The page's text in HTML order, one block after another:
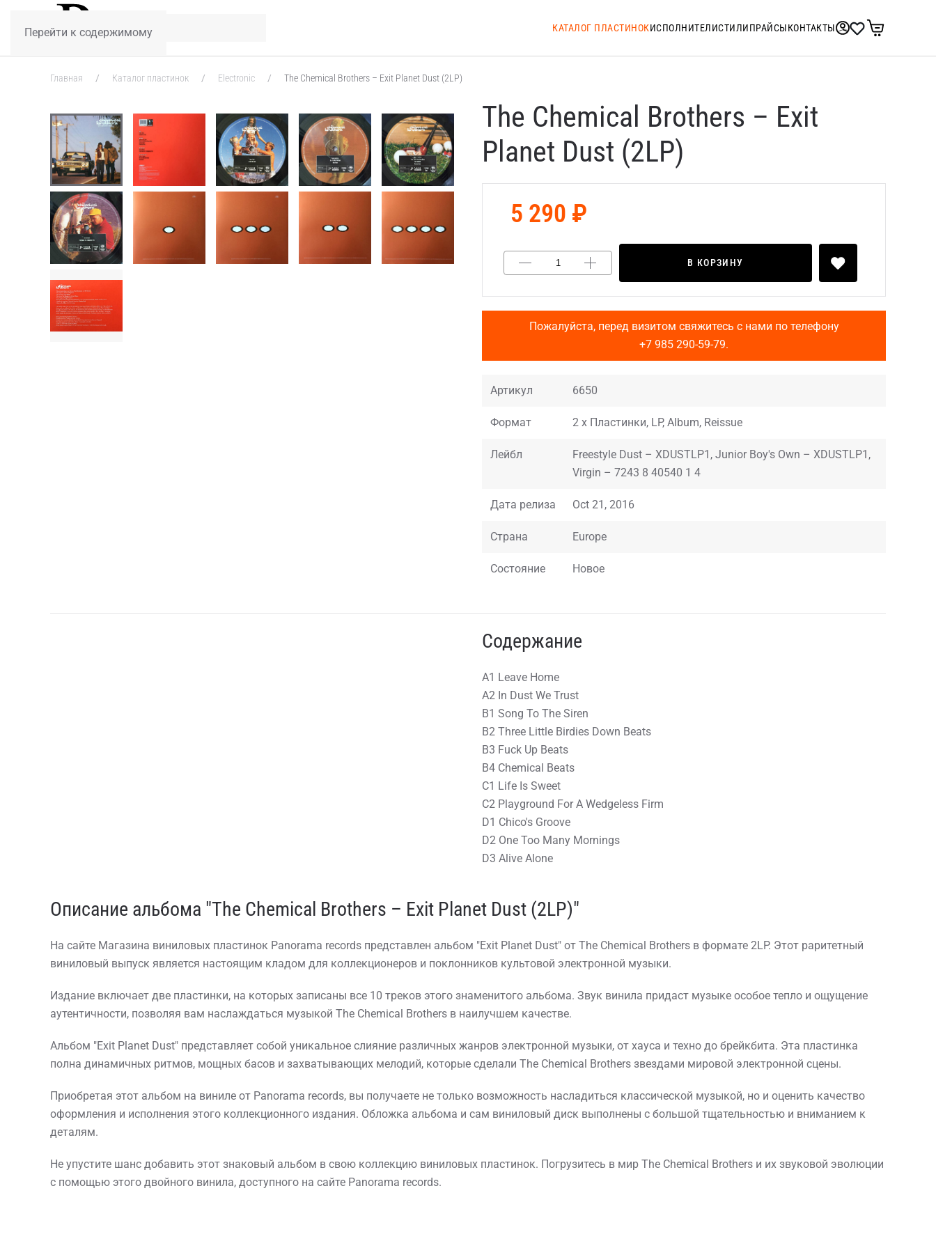
Перейти к содержимому КАТАЛОГ ПЛАСТИНОКИСПОЛНИТЕЛИСТИЛИПРАЙСЫКОНТАКТЫ
Главная Каталог пластинок Electronic The Chemical Brothers – Exit Planet Dust (2LP)
The Chemical Brothers – Exit
Planet Dust (2LP)
5 290 ₽
В КОРЗИНУ
Пожалуйста, перед визитом свяжитесь с нами по телефону
+7 985 290-59-79.
Артикул 6650
Формат 2 x Пластинки, LP, Album, Reissue
Лейбл
Freestyle Dust – XDUSTLP1, Junior Boy's Own – XDUSTLP1,
Virgin – 7243 8 40540 1 4
Дата релиза Oct 21, 2016
Страна Europe
Состояние Новое
Содержание
A1 Leave Home
A2 In Dust We Trust
B1 Song To The Siren
B2 Three Little Birdies Down Beats
B3 Fuck Up Beats
B4 Chemical Beats
C1 Life Is Sweet
C2 Playground For A Wedgeless Firm
D1 Chico's Groove
D2 One Too Many Mornings
D3 Alive Alone
Описание альбома "The Chemical Brothers – Exit Planet Dust (2LP)"
На сайте Магазина виниловых пластинок Panorama records представлен альбом "Exit Planet Dust" от The Chemical Brothers в формате 2LP. Этот раритетный
виниловый выпуск является настоящим кладом для коллекционеров и поклонников культовой электронной музыки.
Издание включает две пластинки, на которых записаны все 10 треков этого знаменитого альбома. Звук винила придаст музыке особое тепло и ощущение
аутентичности, позволяя вам наслаждаться музыкой The Chemical Brothers в наилучшем качестве.
Альбом "Exit Planet Dust" представляет собой уникальное слияние различных жанров электронной музыки, от хауса и техно до брейкбита. Эта пластинка
полна динамичных ритмов, мощных басов и захватывающих мелодий, которые сделали The Chemical Brothers звездами мировой электронной сцены.
Приобретая этот альбом на виниле от Panorama records, вы получаете не только возможность насладиться классической музыкой, но и оценить качество
оформления и исполнения этого коллекционного издания. Обложка альбома и сам виниловый диск выполнены с большой тщательностью и вниманием к
деталям.
Не упустите шанс добавить этот знаковый альбом в свою коллекцию виниловых пластинок. Погрузитесь в мир The Chemical Brothers и их звуковой эволюции
с помощью этого двойного винила, доступного на сайте Panorama records.